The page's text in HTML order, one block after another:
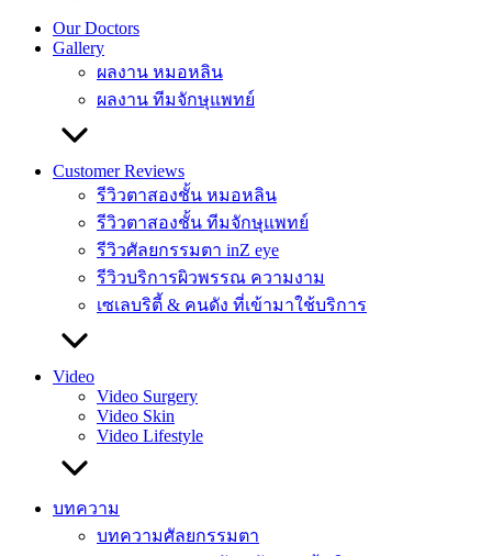
Our Doctors
Gallery
ผลงาน หมอหลิน
ผลงาน ทีมจักษุแพทย์
Customer Reviews
รีวิวตาสองชั้น หมอหลิน
รีวิวตาสองชั้น ทีมจักษุแพทย์
รีวิวศัลยกรรมตา inZ eye
รีวิวบริการผิวพรรณ ความงาม
เซเลบริตี้ & คนดัง ที่เข้ามาใช้บริการ
Video
Video Surgery
Video Skin
Video Lifestyle
บทความ
บทความศัลยกรรมตา